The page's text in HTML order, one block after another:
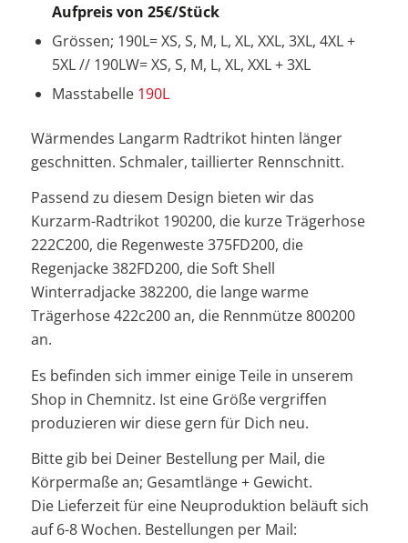
Aufpreis von 25€/Stück
Grössen; 190L= XS, S, M, L, XL, XXL, 3XL, 4XL +
5XL // 190LW= XS, S, M, L, XL, XXL + 3XL
Masstabelle 190L
Wärmendes Langarm Radtrikot hinten länger
geschnitten. Schmaler, taillierter Rennschnitt.
Passend zu diesem Design bieten wir das
Kurzarm-Radtrikot 190200, die kurze Trägerhose
222C200, die Regenweste 375FD200, die
Regenjacke 382FD200, die Soft Shell
Winterradjacke 382200, die lange warme
Trägerhose 422c200 an, die Rennmütze 800200
an.
Es befinden sich immer einige Teile in unserem
Shop in Chemnitz. Ist eine Größe vergriffen
produzieren wir diese gern für Dich neu.
Bitte gib bei Deiner Bestellung per Mail, die
Körpermaße an; Gesamtlänge + Gewicht.
Die Lieferzeit für eine Neuproduktion beläuft sich
auf 6-8 Wochen. Bestellungen per Mail: